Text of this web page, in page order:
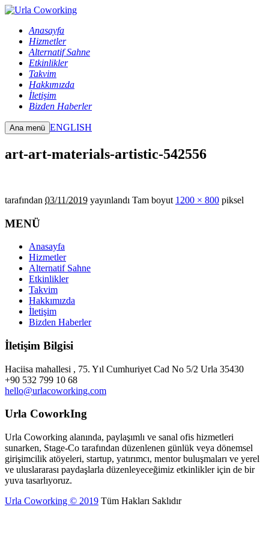
Anasayfa
Hizmetler
Alternatif Sahne
Etkinlikler
Takvim
Hakkımızda
İletişim
Bizden Haberler
Ana menü ENGLISH
art-art-materials-artistic-542556
tarafından 03/11/2019 yayınlandı Tam boyut 1200 × 800 piksel
MENÜ
Anasayfa
Hizmetler
Alternatif Sahne
Etkinlikler
Takvim
Hakkımızda
İletişim
Bizden Haberler
İletişim Bilgisi
Haciisa mahallesi , 75. Yıl Cumhuriyet Cad No 5/2 Urla 35430
+90 532 799 10 68
hello@urlacoworking.com
Urla CoworkIng
Urla Coworking alanında, paylaşımlı ve sanal ofis hizmetleri
sunarken, Stage-Co tarafından düzenlenen günlük veya dönemsel
girişimcilik atöyeleri, startup, yatırımcı, mentor buluşmaları ve yerel
ve uluslararası paydaşlarla düzenleyeceğimiz etkinlikler için de bir
yuva tasarlıyoruz.
Urla Coworking © 2019 Tüm Hakları Saklıdır